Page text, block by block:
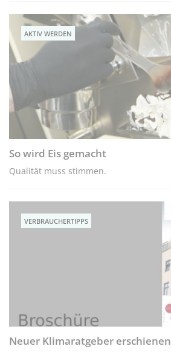
AKTIV WERDEN
So wird Eis gemacht
Qualität muss stimmen.
VERBRAUCHERTIPPS
Neuer Klimaratgeber erschienen